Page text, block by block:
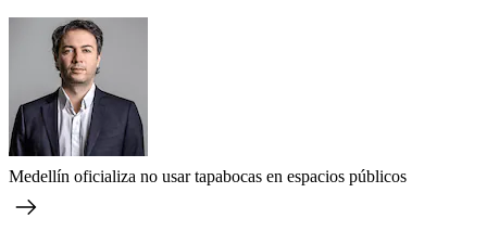
Medellín oficializa no usar tapabocas en espacios públicos